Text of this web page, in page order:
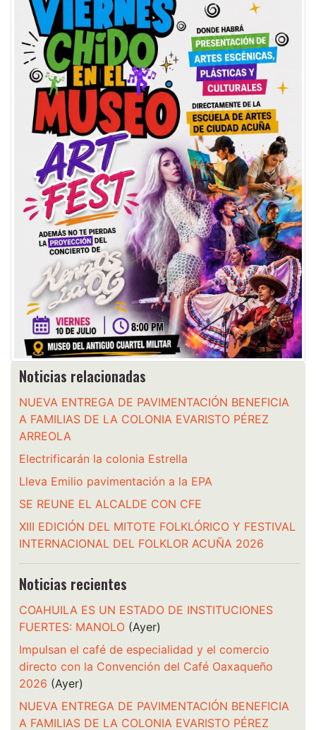
Noticias relacionadas
NUEVA ENTREGA DE PAVIMENTACIÓN BENEFICIA
A FAMILIAS DE LA COLONIA EVARISTO PÉREZ
ARREOLA
Electrificarán la colonia Estrella
Lleva Emilio pavimentación a la EPA
SE REUNE EL ALCALDE CON CFE
XIII EDICIÓN DEL MITOTE FOLKLÓRICO Y FESTIVAL
INTERNACIONAL DEL FOLKLOR ACUÑA 2026
Noticias recientes
COAHUILA ES UN ESTADO DE INSTITUCIONES
FUERTES: MANOLO (Ayer)
Impulsan el café de especialidad y el comercio
directo con la Convención del Café Oaxaqueño
2026 (Ayer)
NUEVA ENTREGA DE PAVIMENTACIÓN BENEFICIA
A FAMILIAS DE LA COLONIA EVARISTO PÉREZ